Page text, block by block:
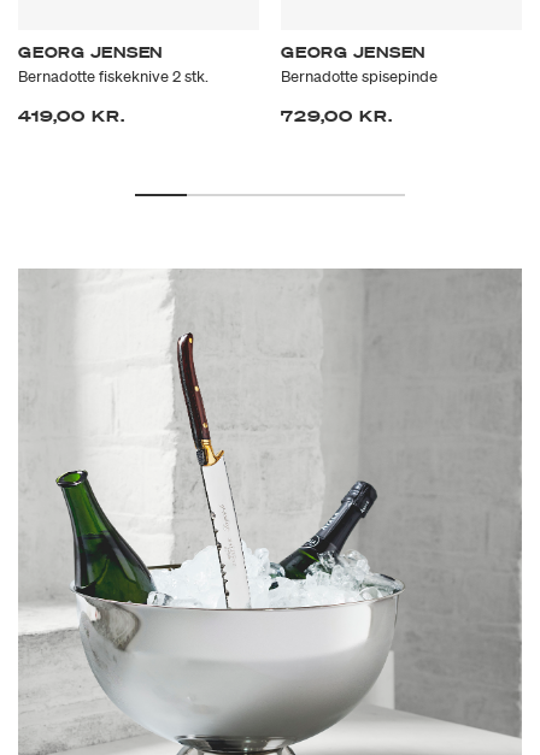
GEORG JENSEN
Bernadotte fiskeknive 2 stk.
419,00 KR.
GEORG JENSEN
Bernadotte spisepinde
729,00 KR.